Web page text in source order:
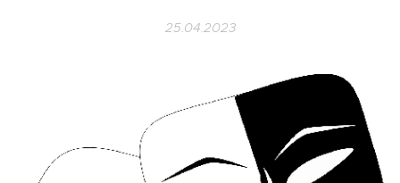
25.04.2023